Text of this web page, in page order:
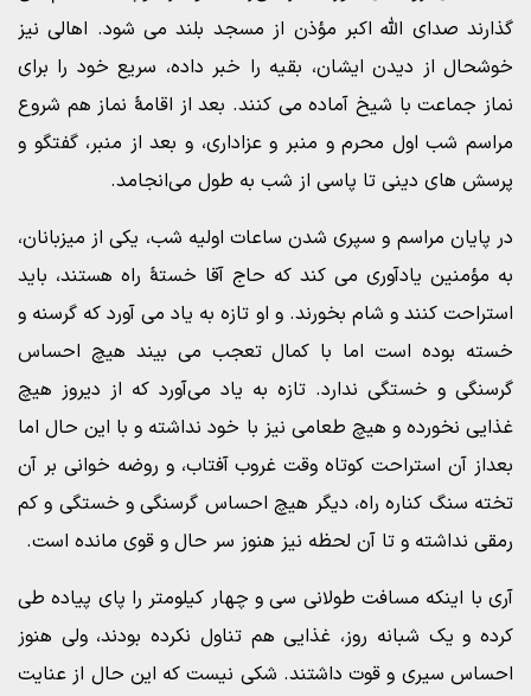
گذارند صدای الله اکبر مؤذن از مسجد بلند می شود. اهالی نیز
خوشحال از دیدن ایشان، بقیه را خبر داده، سریع خود را برای
نماز جماعت با شیخ آماده می کنند. بعد از اقامۀ نماز هم شروع
مراسم شب اول محرم و منبر و عزاداری، و بعد از منبر، گفتگو و
پرسش های دینی تا پاسی از شب به طول می‌انجامد.
در پایان مراسم و سپری شدن ساعات اولیه شب، یکی از میزبانان،
به مؤمنین یادآوری می کند که حاج آقا خستۀ راه هستند، باید
استراحت کنند و شام بخورند. و او تازه به یاد می آورد که گرسنه و
خسته بوده است اما با کمال تعجب می بیند هیچ احساس
گرسنگی و خستگی ندارد. تازه به یاد می‌آورد که از دیروز هیچ
غذایی نخورده و هیچ طعامی نیز با خود نداشته و با این حال اما
بعداز آن استراحت کوتاه وقت غروب آفتاب، و روضه خوانی بر آن
تخته سنگ کناره راه، دیگر هیچ احساس گرسنگی و خستگی و کم
رمقی نداشته و تا آن لحظه نیز هنوز سر حال و قوی مانده است.
آری با اینکه مسافت طولانی سی و چهار کیلومتر را پای پیاده طی
کرده و یک شبانه روز، غذایی هم تناول نکرده بودند، ولی هنوز
احساس سیری و قوت داشتند. شکی نیست که این حال از عنایت